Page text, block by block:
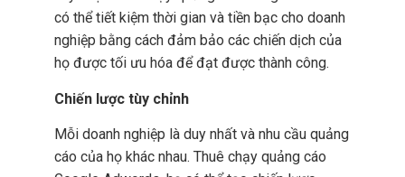
có thể tiết kiệm thời gian và tiền bạc cho doanh
nghiệp bằng cách đảm bảo các chiến dịch của
họ được tối ưu hóa để đạt được thành công.
Chiến lược tùy chỉnh
Mỗi doanh nghiệp là duy nhất và nhu cầu quảng
cáo của họ khác nhau. Thuê chạy quảng cáo